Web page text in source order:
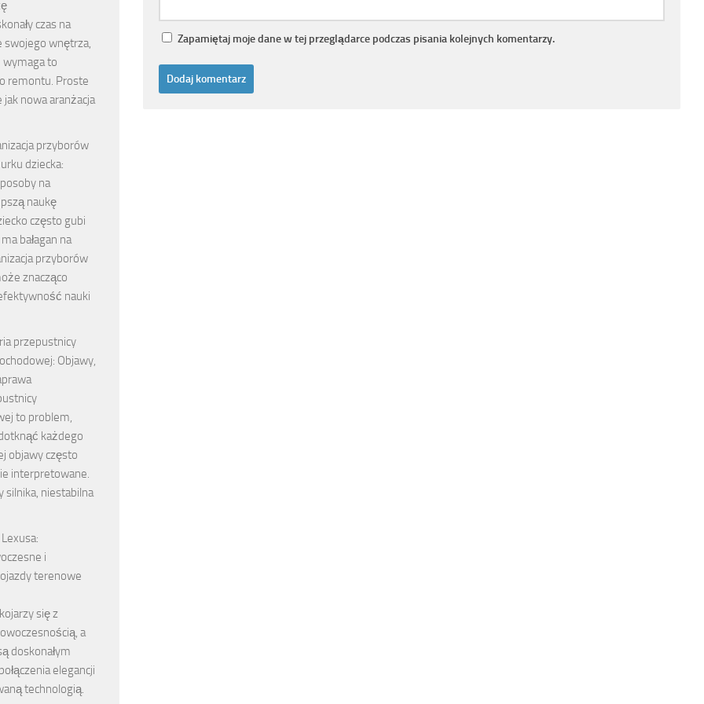
Zapamiętaj moje dane w tej przeglądarce podczas pisania kolejnych komentarzy.
czas na
wnętrza,
wymaga to
remontu. Proste
jak nowa aranżacja
przyborów
dziecka:
na
naukę
często gubi
bałagan na
przyborów
znacząco
nauki
przepustnicy
Objawy,
to problem,
każdego
objawy często
interpretowane.
silnika, niestabilna
i
terenowe
się z
a
doskonałym
elegancji
technologią.